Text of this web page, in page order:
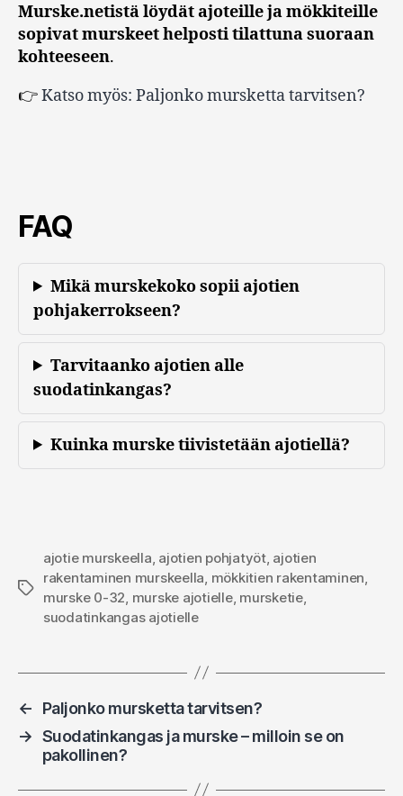
Murske.netistä löydät ajoteille ja mökkiteille
sopivat murskeet helposti tilattuna suoraan
kohteeseen.
👉Katso myös: Paljonko mursketta tarvitsen?
FAQ
Mikä murskekoko sopii ajotien
pohjakerrokseen?
Tarvitaanko ajotien alle
suodatinkangas?
Kuinka murske tiivistetään ajotiellä?
Avainsanat
ajotie murskeella ajotien pohjatyöt, ajotien
rakentaminen murskeella mökkitien rakentaminen
murske 0-32 murske ajotielle, mursketie,
suodatinkangas ajotielle
←
Paljonko mursketta tarvitsen?
→ Suodatinkangas ja murske – milloin se on
pakollinen?